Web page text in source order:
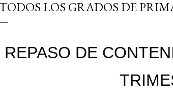
LOS GRADOS DE
REPASO DE